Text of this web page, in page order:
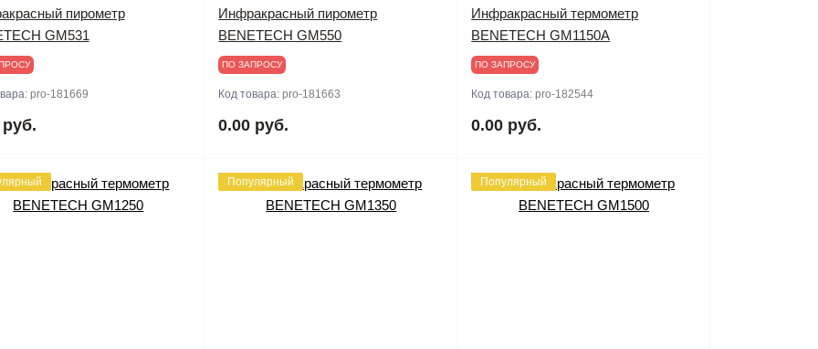
пирометр
GM531
pro-181669
Инфракрасный пирометр
BENETECH GM550
ПО ЗАПРОСУ
Код товара:pro-181663
0.00 руб.
Инфракрасный термометр
BENETECH GM1150A
ПО ЗАПРОСУ
Код товара:pro-182544
0.00 руб.
Популярный Популярный